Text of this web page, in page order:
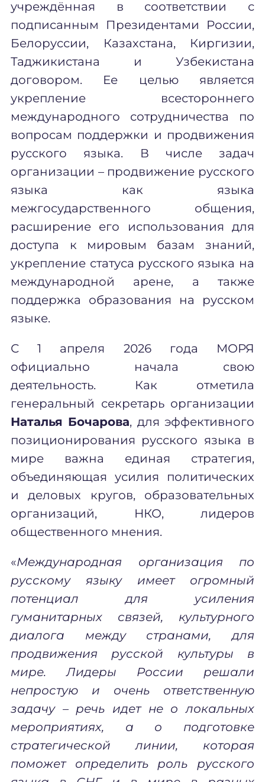
учреждённая в соответствии с
подписанным Президентами России,
Белоруссии, Казахстана, Киргизии,
Таджикистана и Узбекистана
договором. Ее целью является
укрепление всестороннего
международного сотрудничества по
вопросам поддержки и продвижения
русского языка. В числе задач
организации – продвижение русского
языка как языка
межгосударственного общения,
расширение его использования для
доступа к мировым базам знаний,
укрепление статуса русского языка на
международной арене, а также
поддержка образования на русском
языке.
С 1 апреля 2026 года МОРЯ
официально начала свою
деятельность. Как отметила
генеральный секретарь организации
Наталья Бочарова, для эффективного
позиционирования русского языка в
мире важна единая стратегия,
объединяющая усилия политических
и деловых кругов, образовательных
организаций, НКО, лидеров
общественного мнения.
«Международная организация по
русскому языку имеет огромный
потенциал для усиления
гуманитарных связей, культурного
диалога между странами, для
продвижения русской культуры в
мире. Лидеры России решали
непростую и очень ответственную
задачу – речь идет не о локальных
мероприятиях, а о подготовке
стратегической линии, которая
поможет определить роль русского